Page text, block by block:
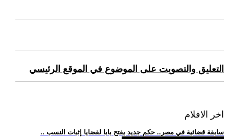
التعليق والتصويت على الموضوع في الموقع الرئيسي
اخر الافلام
.. سابقة قضائية في مصر.. حكم جديد يفتح بابا لقضايا إثبات النسب